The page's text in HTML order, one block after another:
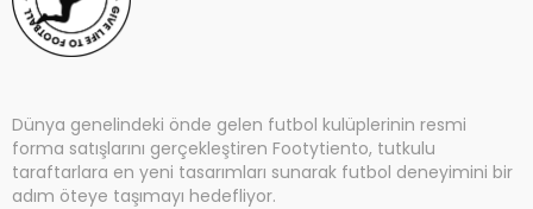
Dünya genelindeki önde gelen futbol kulüplerinin resmi
forma satışlarını gerçekleştiren Footytiento, tutkulu
taraftarlara en yeni tasarımları sunarak futbol deneyimini bir
adım öteye taşımayı hedefliyor.